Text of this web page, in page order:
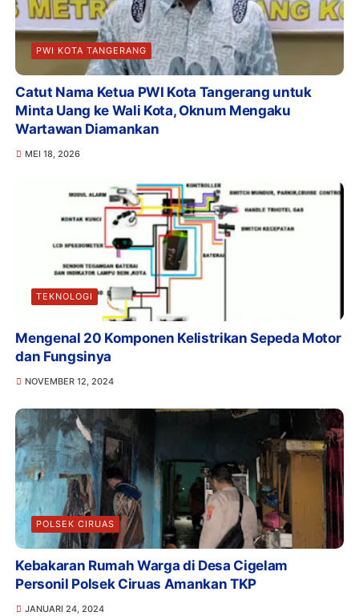
PWI KOTA TANGERANG
Catut Nama Ketua PWI Kota Tangerang untuk
Minta Uang ke Wali Kota, Oknum Mengaku
Wartawan Diamankan
MEI 18, 2026
TEKNOLOGI
Mengenal 20 Komponen Kelistrikan Sepeda Motor
dan Fungsinya
NOVEMBER 12, 2024
POLSEK CIRUAS
Kebakaran Rumah Warga di Desa Cigelam
Personil Polsek Ciruas Amankan TKP
JANUARI 24, 2024